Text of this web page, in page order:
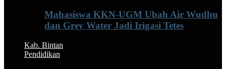
Mahasiswa KKN-UGM Ubah Air Wudhu
dan Grey Water Jadi Irigasi Tetes
Kab. Bintan
Pendidikan